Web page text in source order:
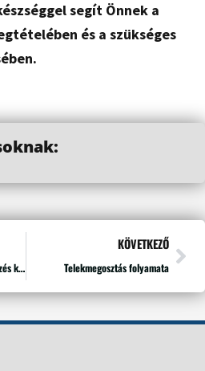
segít Önnek a
és a szükséges
Miért érdemes már az építkezés közben elvégezni az épületfelmérést?
KÖVETKEZŐ
Telekmegosztás folyamata